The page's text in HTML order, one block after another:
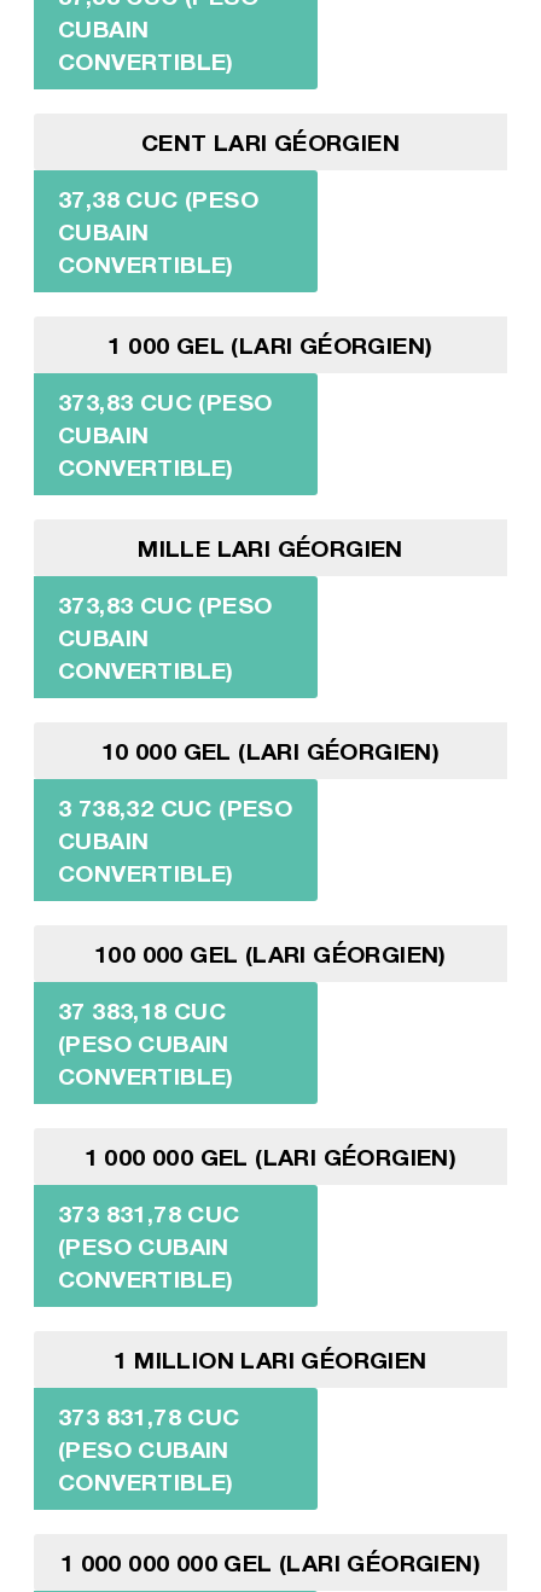
CUBAIN
CONVERTIBLE)
CENT LARI GÉORGIEN
37,38 CUC (PESO
CUBAIN
CONVERTIBLE)
1 000 GEL (LARI GÉORGIEN)
373,83 CUC (PESO
CUBAIN
CONVERTIBLE)
MILLE LARI GÉORGIEN
373,83 CUC (PESO
CUBAIN
CONVERTIBLE)
10 000 GEL (LARI GÉORGIEN)
3 738,32 CUC (PESO
CUBAIN
CONVERTIBLE)
100 000 GEL (LARI GÉORGIEN)
37 383,18 CUC
(PESO CUBAIN
CONVERTIBLE)
1 000 000 GEL (LARI GÉORGIEN)
373 831,78 CUC
(PESO CUBAIN
CONVERTIBLE)
1 MILLION LARI GÉORGIEN
373 831,78 CUC
(PESO CUBAIN
CONVERTIBLE)
1 000 000 000 GEL (LARI GÉORGIEN)